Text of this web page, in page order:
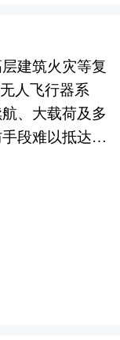
行业发展规
的发展壮大有
公司领衔撰
主要依据了国
、国家经济信
海关总署、全
中心、中国行
的基础信息以
的大量资料。
发展现状、子
析了国内外无
的发展挑战、
行业的投资分
人机行业的整
零碳工厂建
中的系统性责
逐步由硬件
，订阅制用
新型消费模式
服务的耐用消
稳固不变。
人员通过长期
国家商务部、
行业协会、中
机构提供的大
升、起吊等功
逻、抢险救
现代城市应急
车辆普遍具有
灯具与高音警
，确保迅速抵
计，适应复杂
压系统、绞
升现场处置能
援车还逐步
传输等功能，
体救援协同效
建筑火灾等复
人飞行器系
、大载荷及多
段难以抵达的
导等多种任
备的垂直高度
火场，通过搭
体传感、激光
外立面及屋顶
构风险点等关